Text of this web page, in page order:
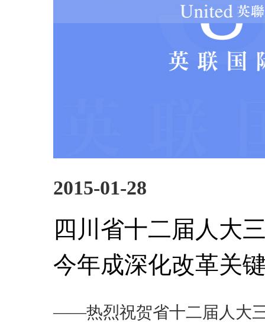
2015-01-28
四川省十二届人大
今年成深化改革关
——热烈祝贺省十二届人大